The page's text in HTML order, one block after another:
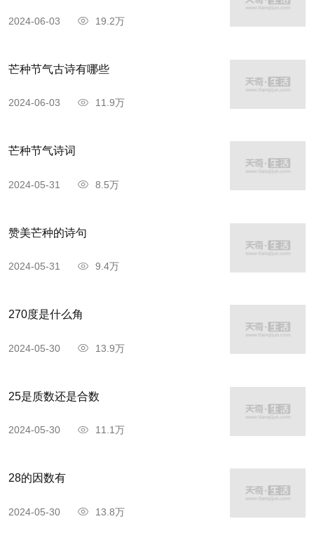
五行金木水火土
壵，由3个“士组成，常被调侃最有力气的汉
常的强壮。所以“壵”含有强壮、坚实、威猛、豪迈
等含义。壵通“壮”，形容男士时可表述为三十岁为
“壮”，即壮年，后泛指成年。而少壮则指年轻（未
它出自于《乐府诗集·长歌行》，说的就是年轻力壮
的时候不奋发图强，到了老年再悲伤也没用了。
壵zhuàng：含有正青春，办事能力强，行为
汉字的魅力，在于它的延伸性。“壵”虽然本意
指“强壮”，引申含有正青春、办事能力强等意味。
年”，可谓是正青春年貌的年华。这个年龄段的男子
青春旺盛、活力十足、血气方刚。在古人看来他们
2024-06-03 19.2万
芒种节气古诗有哪些
2024-06-03 11.9万
芒种节气诗词
2024-05-31 8.5万
赞美芒种的诗句
2024-05-31 9.4万
270度是什么角
2024-05-30 13.9万
25是质数还是合数
2024-05-30 11.1万
28的因数有
2024-05-30 13.8万